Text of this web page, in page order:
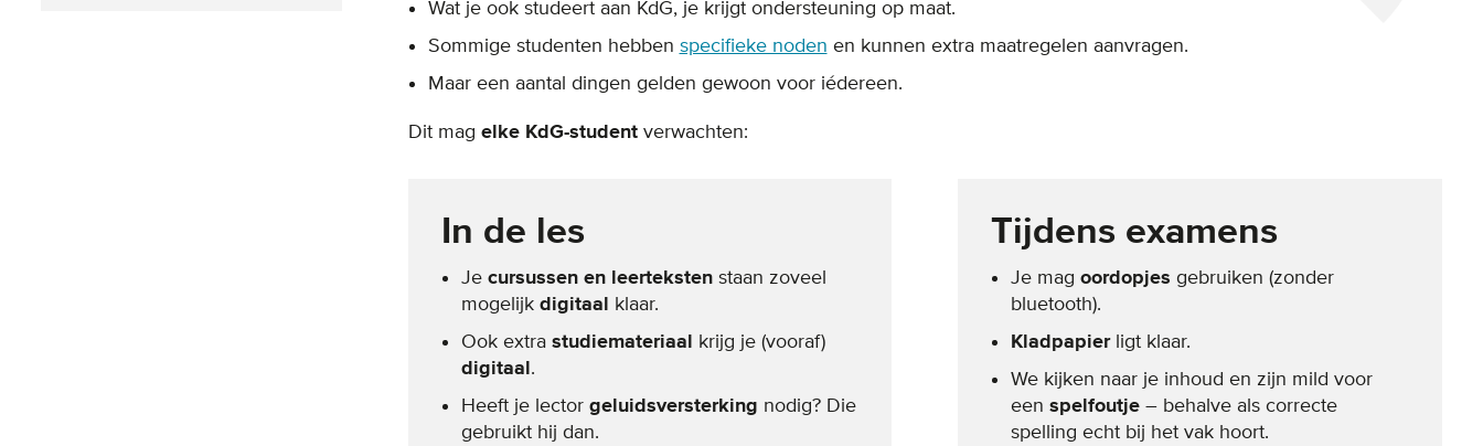
Wat je ook studeert aan KdG, je krijgt ondersteuning op maat.
Sommige studenten hebben specifieke noden en kunnen extra maatregelen aanvragen.
Maar een aantal dingen gelden gewoon voor iédereen.
Dit mag elke KdG-student verwachten:
In de les
Je cursussen en leertekstenstaan zoveel
mogelijk digitaal klaar.
Ook extra studiemateriaal krijg je (vooraf)
digitaal.
Heeft je lector geluidsversterking nodig? Die
gebruikt hij dan.
Tijdens examens
Je magoordopjes gebruiken (zonder
bluetooth).
Kladpapierligt klaar.
We kijken naar je inhoud en zijn mild voor
eenspelfoutje – behalve als correcte
spelling echt bij het vak hoort.